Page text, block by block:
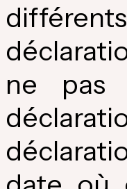
ne pas